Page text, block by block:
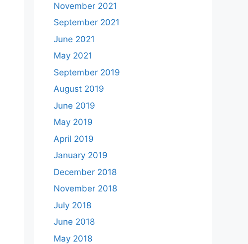
November 2021
September 2021
June 2021
May 2021
September 2019
August 2019
June 2019
May 2019
April 2019
January 2019
December 2018
November 2018
July 2018
June 2018
May 2018